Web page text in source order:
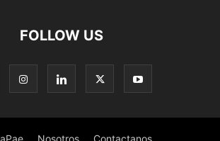
FOLLOW US
Nosotros Contactanos